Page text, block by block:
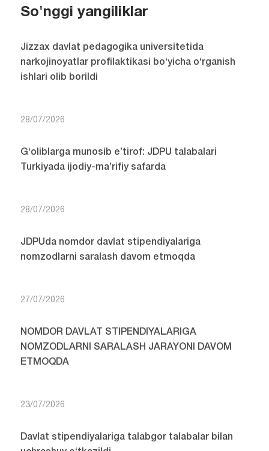
So'nggi yangiliklar
Jizzax davlat pedagogika universitetida
narkojinoyatlar profilaktikasi bo‘yicha o‘rganish
ishlari olib borildi
28/07/2026
G‘oliblarga munosib e’tirof: JDPU talabalari
Turkiyada ijodiy-ma’rifiy safarda
28/07/2026
JDPUda nomdor davlat stipendiyalariga
nomzodlarni saralash davom etmoqda
27/07/2026
NOMDOR DAVLAT STIPENDIYALARIGA
NOMZODLARNI SARALASH JARAYONI DAVOM
ETMOQDA
23/07/2026
Davlat stipendiyalariga talabgor talabalar bilan